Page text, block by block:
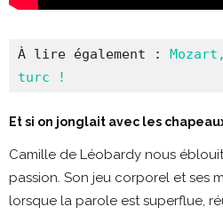
À lire également :
turc !
Et si on jonglait avec les
Camille de Léobardy nous
passion. Son jeu corporel et ses
lorsque la parole est superflue,